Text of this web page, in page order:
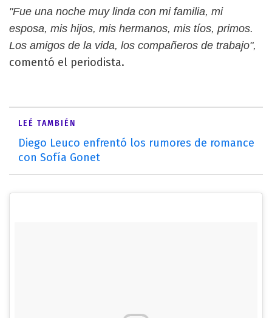
"Fue una noche muy linda con mi familia, mi
esposa, mis hijos, mis hermanos, mis tíos, primos.
Los amigos de la vida, los compañeros de trabajo",
comentó el periodista.
LEÉ TAMBIÉN
Diego Leuco enfrentó los rumores de romance
con Sofía Gonet